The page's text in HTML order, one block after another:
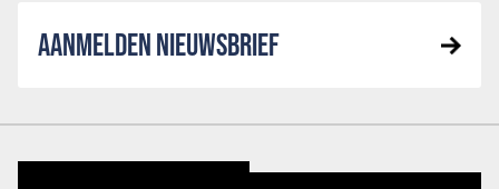
AANMELDEN NIEUWSBRIEF